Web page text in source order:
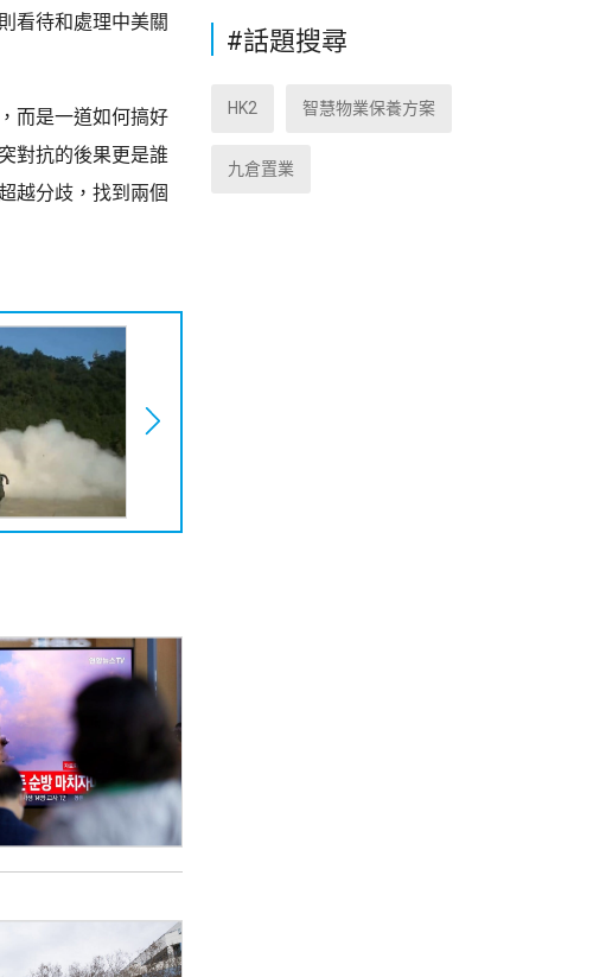
看待和處理中美關
而是一道如何搞好
對抗的後果更是誰
越分歧，找到兩個
#話題搜尋
HK2 智慧物業保養方案
九倉置業